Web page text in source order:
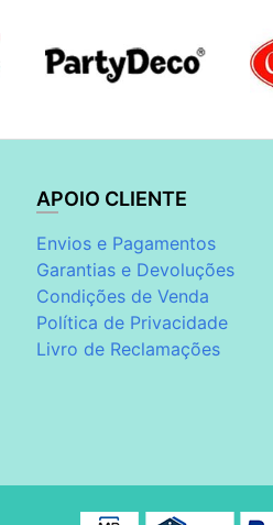
APOIO CLIENTE
Envios e Pagamentos
Garantias e Devoluções
Condições de Venda
Política de Privacidade
Livro de Reclamações